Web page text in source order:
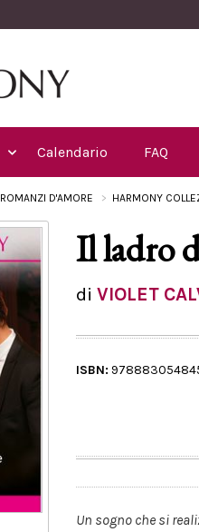
Calendario FAQ
ROMANZI D'AMORE HARMONY
Il ladro
diVIOLET
ISBN:
Un sogno che si